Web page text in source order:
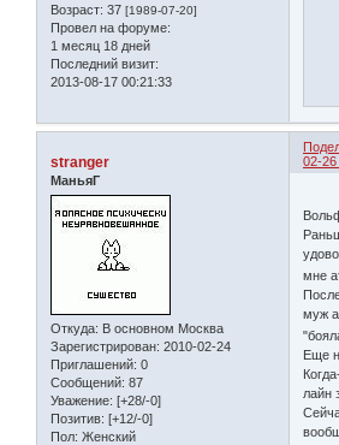
Возраст: 37 [1989-07-20]
Провел на форуме:
1 месяц 18 дней
Последний визит:
2013-08-17 00:21:33
02-26
stranger
МаньяГ
Откуда: В основном Москва
Зарегистрирован: 2010-02-24
Приглашений: 0
Сообщений: 87
Уважение: [+28/-0]
Позитив: [+12/-0]
Пол: Женский
мне
муж
Еще
лайн